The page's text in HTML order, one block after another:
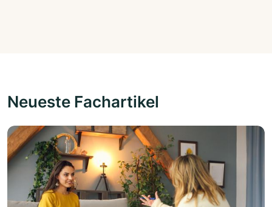
Neueste Fachartikel